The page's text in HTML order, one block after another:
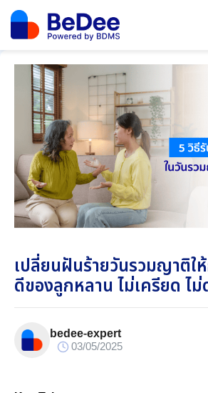
เปลี่ยนฝันร้ายวันรวมญาติใ
ดีของลูกหลาน ไม่เครียด ไม่
bedee-expert
03/05/2025